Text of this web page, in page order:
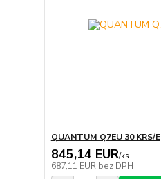
QUANTUM Q7EU 30 KRS/E
845,14 EUR/ks
687,11 EUR bez DPH